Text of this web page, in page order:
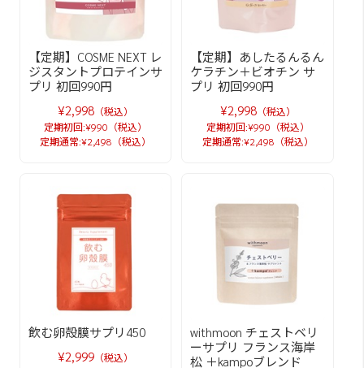
【定期】COSME NEXT レ
ジスタントプロテインサ
プリ 初回990円
¥2,998 （税込）
定期初回:¥990（税込）
定期通常:¥2,498（税込）
【定期】あしたるんるん
ケラチン＋ビオチン サ
プリ 初回990円
¥2,998（税込）
定期初回:¥990（税込）
定期通常:¥2,498（税込）
飲む卵殻膜サプリ450
¥2,999 （税込）
withmoon チェストベリ
ーサプリ フランス海岸
松 ＋kampoブレンド